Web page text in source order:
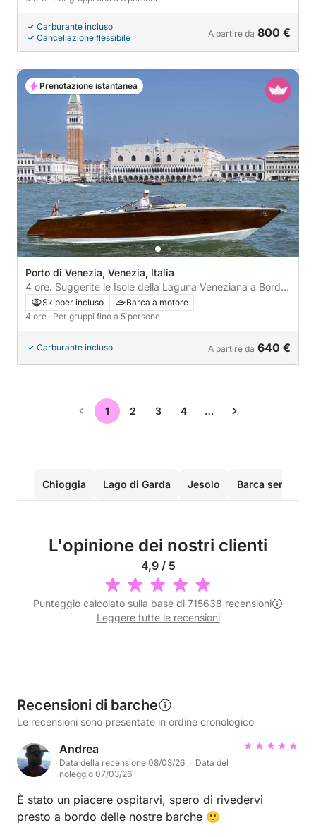
Carburante incluso
Cancellazione flessibile
A partire da 800 €
Porto di Venezia, Venezia, Italia
4 ore. Suggerite le Isole della Laguna Veneziana a Bordo
del Moschettiere o altre mete di Vostro interesse.
Skipper incluso
Barca a motore
4 ore · Per gruppi fino a 5 persone
Carburante incluso A partire da 640 €
Prenotazione istantanea
1 2 3 4 …
Chioggia Lago di Garda Jesolo Barca senza
L'opinione dei nostri clienti
4,9 / 5
Punteggio calcolato sulla base di 715638 recensioni
Leggere tutte le recensioni
Recensioni di barche
Le recensioni sono presentate in ordine cronologico
Andrea
Data della recensione 08/03/26 · Data del
noleggio 07/03/26
È stato un piacere ospitarvi, spero di rivedervi
presto a bordo delle nostre barche 🙂